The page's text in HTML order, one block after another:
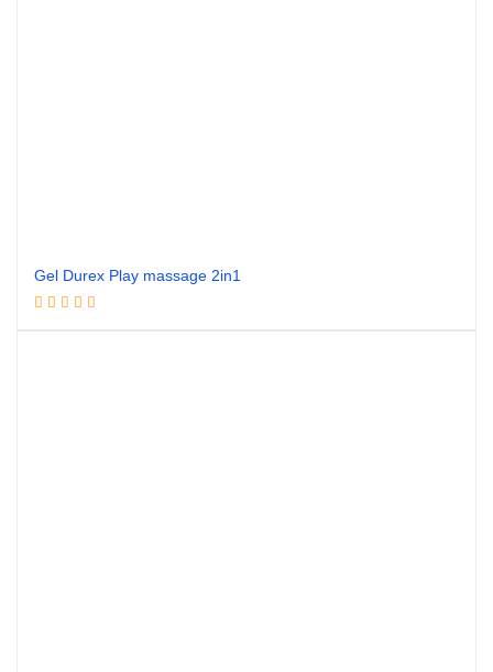
Gel Durex Play massage 2in1